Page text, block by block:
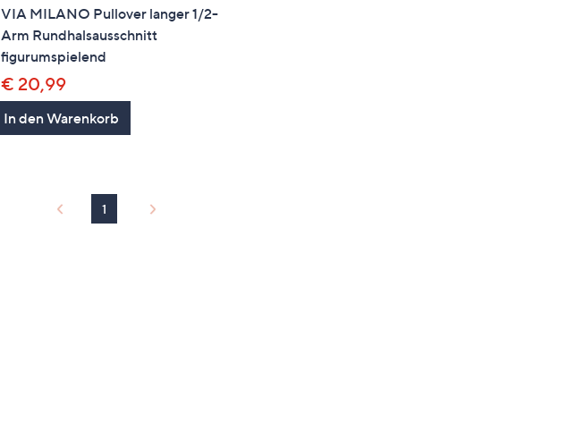
VIA MILANO Pullover langer 1/2-
Arm Rundhalsausschnitt
figurumspielend
€ 20,99
In den Warenkorb
1